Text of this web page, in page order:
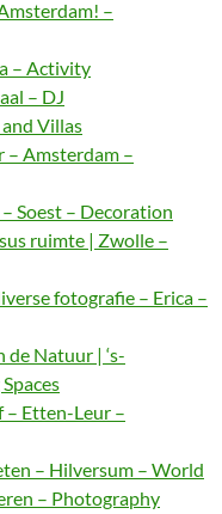
–
– Activity
– DJ
Villas
– Amsterdam –
Soest – Decoration
ruimte | Zwolle –
fotografie – Erica –
de Natuur | ‘s-
– Etten-Leur –
– Hilversum – World
– Photography